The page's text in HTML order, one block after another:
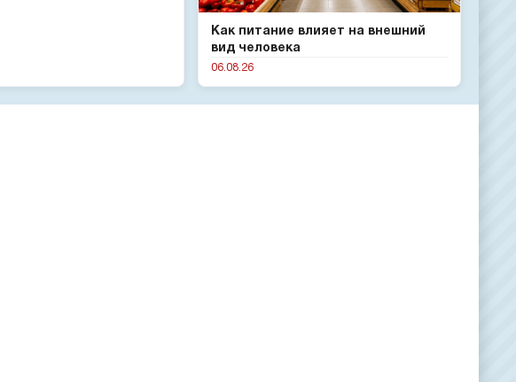
Как питание влияет на внешний
вид человека
06.08.26